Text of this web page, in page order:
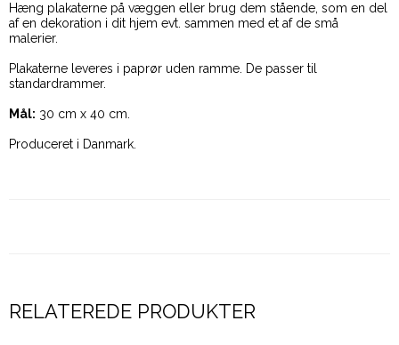
Hæng plakaterne på væggen eller brug dem stående, som en del
af en dekoration i dit hjem evt. sammen med et af de små
malerier.
Plakaterne leveres i paprør uden ramme. De passer til
standardrammer.
Mål: 30 cm x 40 cm.
Produceret i Danmark.
RELATEREDE PRODUKTER